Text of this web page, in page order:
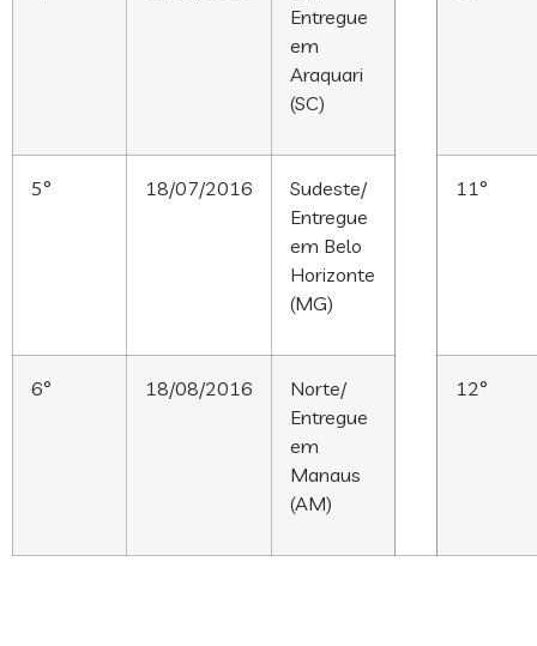
Entregue
em
Araquari
(SC)
5° 18/07/2016
Sudeste/
Entregue
em Belo
Horizonte
(MG)
11°
6° 18/08/2016
Norte/
Entregue
em
Manaus
(AM)
12°